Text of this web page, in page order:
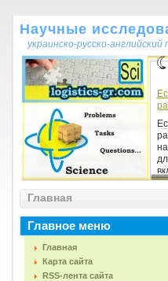
Научные
украинско-русско-
Главная
Главное меню
Главная
Карта сайта
RSS-лента сайта